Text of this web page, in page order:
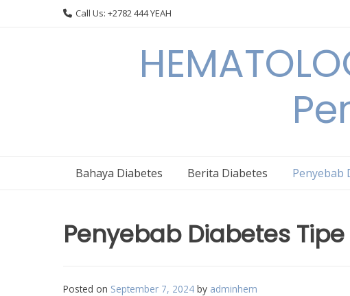
Call Us: +2782 444 YEAH
Bahaya Diabetes Berita Diabetes Penyebab
Penyebab Diabetes
Posted on September 7, 2024 by adminhem